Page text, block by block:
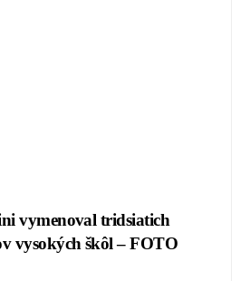
vymenoval tridsiatich
vysokých škôl – FOTO